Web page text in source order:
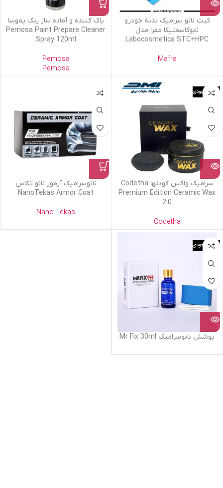
کیت نانو سرامیک بدنه خودرو
لابوکاسمتیکا مفرا مدل
Labocosmetica STC+HPC
Mafra
پاک کننده و آماده ساز رنگ پموسا
Pemosa Paint Prepare Cleaner
Spray 120ml
Pemosa
Pemosa
اتمام موجودی
سرامیک واکس کودتها Codetha
Premium Edition Ceramic Wax
2.0
Codetha
نانوسرامیک آرمور نانو تکاس
NanoTekas Armor Coat
Nano Tekas
اتمام موجودی
پوشش نانوسرامیک Mr Fix 30ml